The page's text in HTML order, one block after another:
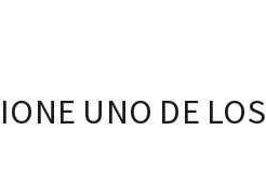
UNO DE LOS